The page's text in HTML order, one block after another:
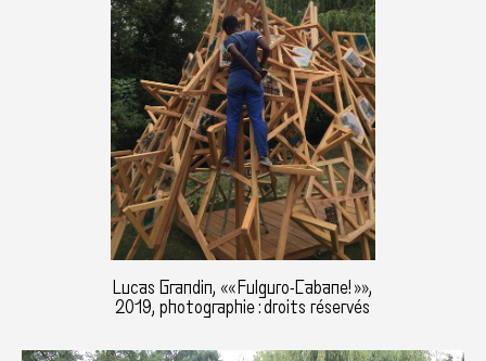
Lucas Grandin, «« Fulguro-Cabane! »»,
2019, photographie : droits réservés